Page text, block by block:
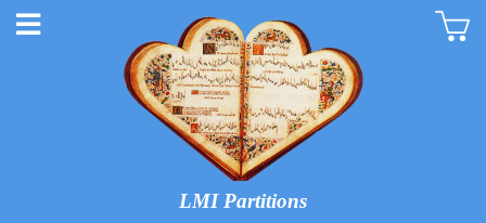
LMI Partitions